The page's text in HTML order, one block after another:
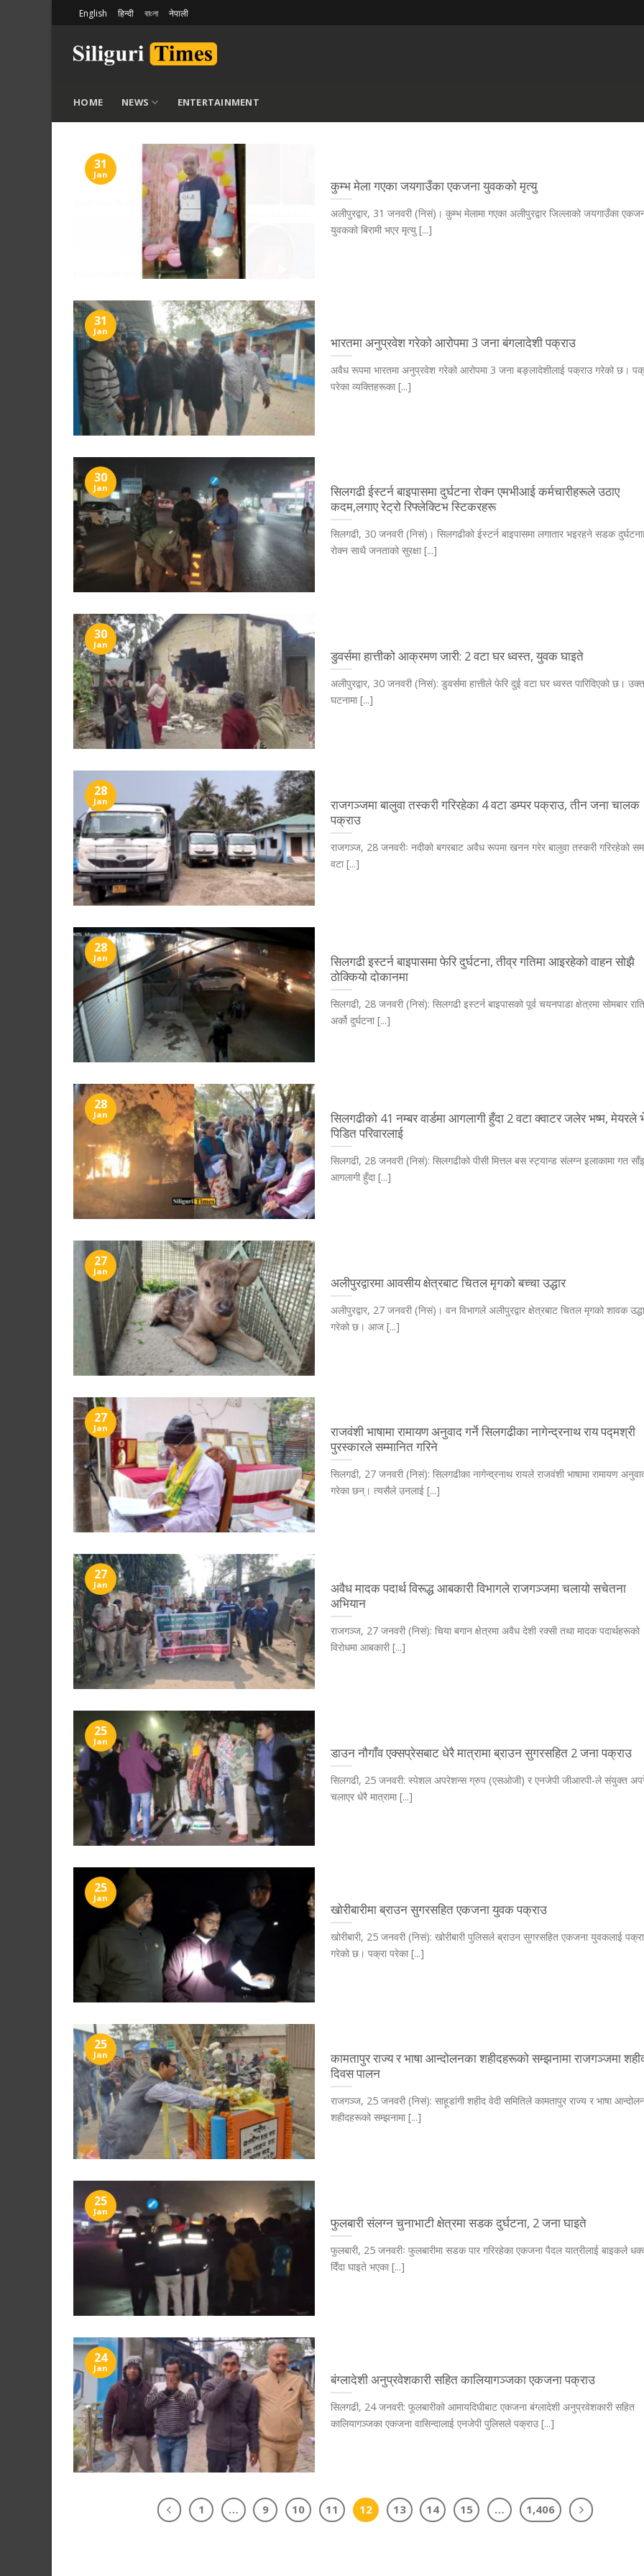
content
English हिन्दी বাংলা नेपाली
HOME NEWS ENTERTAINMENT
कुम्भ मेला गएका जयगाउँका एकजना युवकको मृत्यु
अलीपुरद्वार, 31 जनवरी (निसं)। कुम्भ मेलामा गएका अलीपुरद्वार जिल्लाको जयगाउँका
युवकको बिरामी भएर मृत्यु [...]
31
Jan
भारतमा अनुप्रवेश गरेको आरोपमा 3 जना बंगलादेशी पक्राउ
अवैध रूपमा भारतमा अनुप्रवेश गरेको आरोपमा 3 जना बङ्लादेशीलाई पक्राउ गरेको छ।
परेका व्यक्तिहरूका [...]
31
Jan
सिलगढी ईस्टर्न बाइपासमा दुर्घटना रोक्न एमभीआई कर्मचारीहरूले उठाए
कदम,लगाए रेट्रो रिफ्लेक्टिभ स्टिकरहरू
सिलगढी, 30 जनवरी (निसं)। सिलगढीको ईस्टर्न बाइपासमा लगातार भइरहने सडक
रोक्न साथै जनताको सुरक्षा [...]
30
Jan
डुवर्समा हात्तीको आक्रमण जारी: 2 वटा घर ध्वस्त, युवक घाइते
अलीपुरद्वार, 30 जनवरी (निसं): डुवर्समा हात्तीले फेरि दुई वटा घर ध्वस्त पारिदिएको छ। उक्त
घटनामा [...]
30
Jan
राजगञ्जमा बालुवा तस्करी गरिरहेका 4 वटा डम्पर पक्राउ, तीन जना चालक
पक्राउ
राजगञ्ज, 28 जनवरीः नदीको बगरबाट अवैध रूपमा खनन गरेर बालुवा तस्करी गरिरहेको
वटा [...]
28
Jan
सिलगढी इस्टर्न बाइपासमा फेरि दुर्घटना, तीव्र गतिमा आइरहेको वाहन सोझै
ठोक्कियो दोकानमा
सिलगढी, 28 जनवरी (निसं): सिलगढी इस्टर्न बाइपासको पूर्व चयनपाडा क्षेत्रमा सोमबार
अर्को दुर्घटना [...]
28
Jan
सिलगढीको 41 नम्बर वार्डमा आगलागी हुँदा 2 वटा क्वाटर जलेर भष्म, मेयरले
पिडित परिवारलाई
सिलगढी, 28 जनवरी (निसं): सिलगढीको पीसी मित्तल बस स्ट्यान्ड संलग्न इलाकामा गत
आगलागी हुँदा [...]
28
Jan
अलीपुरद्वारमा आवसीय क्षेत्रबाट चितल मृगको बच्चा उद्धार
अलीपुरद्वार, 27 जनवरी (निसं)। वन विभागले अलीपुरद्वार क्षेत्रबाट चितल मृगको शावक
गरेको छ। आज [...]
27
Jan
राजवंशी भाषामा रामायण अनुवाद गर्ने सिलगढीका नागेन्द्रनाथ राय पद्मश्री
पुरस्कारले सम्मानित गरिने
सिलगढी, 27 जनवरी (निसं): सिलगढीका नागेन्द्रनाथ रायले राजवंशी भाषामा रामायण
गरेका छन्। त्यसैले उनलाई [...]
27
Jan
अवैध मादक पदार्थ विरूद्ध आबकारी विभागले राजगञ्जमा चलायो सचेतना
अभियान
राजगञ्ज, 27 जनवरी (निसं): चिया बगान क्षेत्रमा अवैध देशी रक्सी तथा मादक पदार्थहरूको
विरोधमा आबकारी [...]
27
Jan
डाउन नौगाँव एक्सप्रेसबाट धेरै मात्रामा ब्राउन सुगरसहित 2 जना पक्राउ
सिलगढी, 25 जनवरी: स्पेशल अपरेशन्स ग्रुप (एसओजी) र एनजेपी जीआरपी-ले संयुक्त
चलाएर धेरै मात्रामा [...]
25
Jan
खोरीबारीमा ब्राउन सुगरसहित एकजना युवक पक्राउ
खोरीबारी, 25 जनवरी (निसं): खोरीबारी पुलिसले ब्राउन सुगरसहित एकजना युवकलाई
गरेको छ। पक्रा परेका [...]
25
Jan
कामतापुर राज्य र भाषा आन्दोलनका शहीदहरूको सम्झनामा राजगञ्जमा
दिवस पालन
राजगञ्ज, 25 जनवरी (निसं): साहूडांगी शहीद वेदी समितिले कामतापुर राज्य र भाषा
शहीदहरूको सम्झनामा [...]
25
Jan
फुलबारी संलग्न चुनाभाटी क्षेत्रमा सडक दुर्घटना, 2 जना घाइते
फुलबारी, 25 जनवरीः फुलबारीमा सडक पार गरिरहेका एकजना पैदल यात्रीलाई बाइकले
दिँदा घाइते भएका [...]
25
Jan
बंग्लादेशी अनुप्रवेशकारी सहित कालियागञ्जका एकजना पक्राउ
सिलगढी, 24 जनवरी: फूलबारीको आमायदिघीबाट एकजना बंग्लादेशी अनुप्रवेशकारी सहित
कालियागञ्जका एकजना वासिन्दालाई एनजेपी पुलिसले पक्राउ [...]
24
Jan
1 … 9 10 11 12 13 14 15 … 1,406